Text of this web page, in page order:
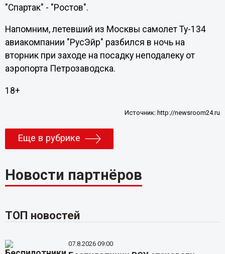
"Спартак" - "Ростов".
Напомним, летевший из Москвы самолет Ту-134
авиакомпании "РусЭйр" разбился в ночь на
вторник при заходе на посадку неподалеку от
аэропорта Петрозаводска.
18+
Источник:http://newsroom24.ru
Еще в рубрике
Новости партнёров
ТОП новостей
07.8.2026 09:00